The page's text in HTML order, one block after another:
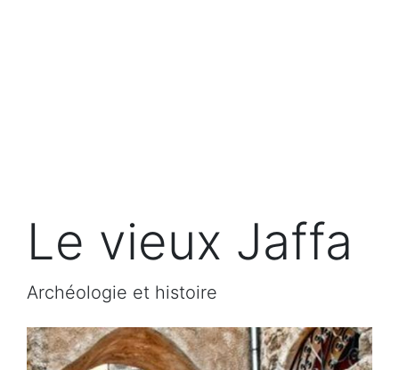
Le vieux Jaffa
Archéologie et histoire